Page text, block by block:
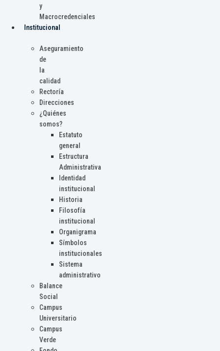
y
Macrocredenciales
Institucional
Aseguramiento
de
la
calidad
Rectoría
Direcciones
¿Quiénes
somos?
Estatuto
general
Estructura
Administrativa
Identidad
institucional
Historia
Filosofía
institucional
Organigrama
Símbolos
institucionales
Sistema
administrativo
Balance
Social
Campus
Universitario
Campus
Verde